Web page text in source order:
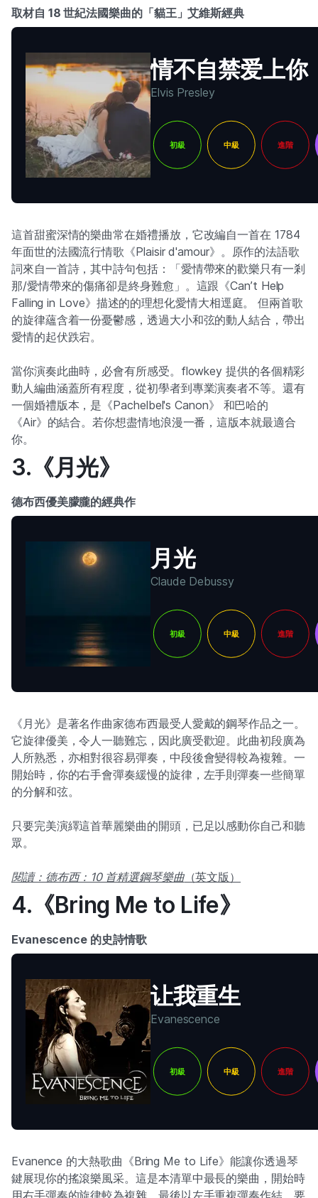
取材自 18 世紀法國樂曲的「貓王」艾維斯經典
情不自禁爱上你
Elvis Presley
初級 中級 進階
這首甜蜜深情的樂曲常在婚禮播放，它改編自一首在 1784
年面世的法國流行情歌《Plaisir d'amour》。原作的法語歌
詞來自一首詩，其中詩句包括：「愛情帶來的歡樂只有一剎
那/愛情帶來的傷痛卻是終身難愈」。這跟《Can’t Help
Falling in Love》描述的的理想化愛情大相逕庭。 但兩首歌
的旋律蘊含着一份憂鬱感，透過大小和弦的動人結合，帶出
愛情的起伏跌宕。
當你演奏此曲時，必會有所感受。flowkey 提供的各個精彩
動人編曲涵蓋所有程度，從初學者到專業演奏者不等。還有
一個婚禮版本，是《Pachelbel's Canon》 和巴哈的
《Air》的結合。若你想盡情地浪漫一番，這版本就最適合
你。
3.《月光》
德布西優美朦朧的經典作
月光
Claude Debussy
初級 中級 進階
《月光》是著名作曲家德布西最受人愛戴的鋼琴作品之一。
它旋律優美，令人一聽難忘，因此廣受歡迎。此曲初段廣為
人所熟悉，亦相對很容易彈奏，中段後會變得較為複雜。一
開始時，你的右手會彈奏緩慢的旋律，左手則彈奏一些簡單
的分解和弦。
只要完美演繹這首華麗樂曲的開頭，已足以感動你自己和聽
眾。
閱讀：德布西：10 首精選鋼琴樂曲（英文版）
4.《Bring Me to Life》
Evanescence 的史詩情歌
让我重生
Evanescence
初級 中級 進階
Evanence 的大熱歌曲《Bring Me to Life》能讓你透過琴
鍵展現你的搖滾樂風采。這是本清單中最長的樂曲，開始時
用右手彈奏的旋律較為複雜，最後以左手重複彈奏作結。要